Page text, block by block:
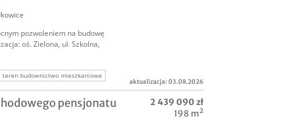
pozwoleniem na budowę
oś. Zielona, ul. Szkolna,
teren budownictwo mieszkaniowe
osiedle mieszkaniowe
działkę deweloperską
aktualizacja: 03.08.2026
pensjonatu
2 439 090 zł
198 m²